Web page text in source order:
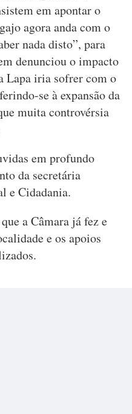
em apontar o
agora anda com o
nada disto”, para
denunciou o impacto
Lapa iria sofrer com o
se à expansão da
muita controvérsia
em profundo
da secretária
e Cidadania.
a Câmara já fez e
e os apoios